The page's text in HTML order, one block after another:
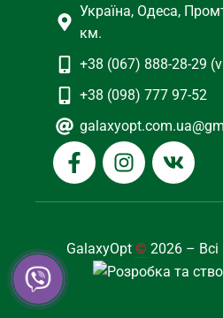
Україна, Одеса,
км.
+38 (067) 888-28-29
+38 (098) 777 97-52
GalaxyOpt© 2026 – Всі